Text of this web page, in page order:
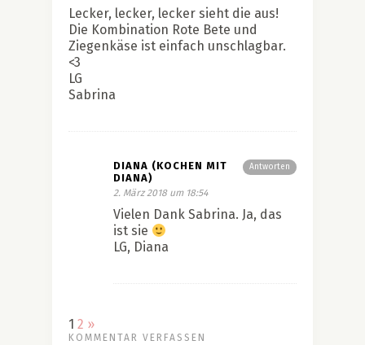
Lecker, lecker, lecker sieht die aus!
Die Kombination Rote Bete und
Ziegenkäse ist einfach unschlagbar.
<3
LG
Sabrina
Antworten
DIANA (KOCHEN MIT
DIANA)
2. März 2018 um 18:54
Vielen Dank Sabrina. Ja, das
ist sie
LG, Diana
1 2 »
KOMMENTAR VERFASSEN